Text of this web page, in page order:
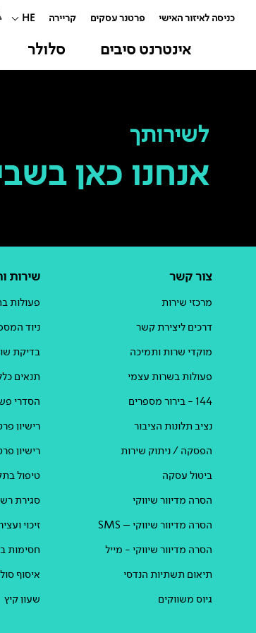
כניסה לאיזור האישי פרטנר עסקים קריירה HE
אינטרנט סיבים סלולר
לשירותך
אנחנו כאן
צור קשר
מרכזי שירות
דרכים ליצירת קשר
מוקדי שרות ותמיכה
פעולות בשרות עצמי
144 - בירור מספרים
נציב תלונות הציבור
הפסקה / ניתוק שירות
ביטול עסקה
הסרה מדיוור שיווקי
הסרה מדיוור שיווקי – SMS
הסרה מדיוור שיווקי - מייל
תיאום תשתיות הנדסי
גיוס משווקים
שירות
פעולות
ניוד
בדיקת
תנאים
הסדרי
רישיון
רישיון
טיפול
סגירת
זיכוי
חסימות
איסוף
שעון קיץ